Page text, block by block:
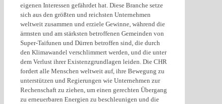
eigenen Interessen gefährdet hat. Diese Branche setze
sich aus den größten und reichsten Unternehmen
weltweit zusammen und erziele Gewinne, während die
ärmsten und am stärksten betroffenen Gemeinden von
Super-Taifunen und Dürren betroffen sind, die durch
den Klimawandel verschlimmert werden, und die unter
dem Verlust ihrer Existenzgrundlagen leiden. Die CHR
fordert alle Menschen weltweit auf, ihre Bewegung zu
unterstützen und Regierungen wie Unternehmen zur
Rechenschaft zu ziehen, um einen gerechten Übergang
zu erneuerbaren Energien zu beschleunigen und die